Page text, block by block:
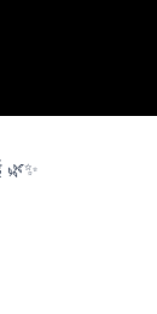
🌿✨